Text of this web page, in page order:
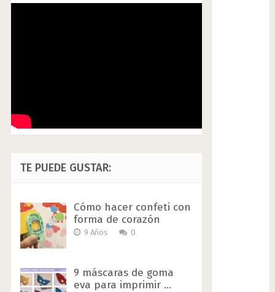
TE PUEDE GUSTAR:
Cómo hacer confeti con
forma de corazón
9 Años 0
9 máscaras de goma
eva para imprimir …